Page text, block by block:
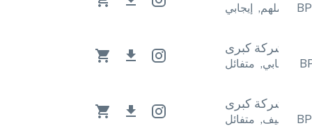
ملهم, إيجابي
شركة كبرى
إيجابي, متفائل
شركة كبرى
صيف, متفائل